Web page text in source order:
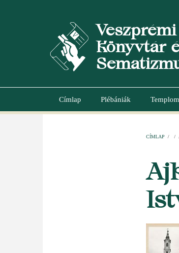
Könyvtár
Main
Címlap Plébániák
CÍMLAP / /